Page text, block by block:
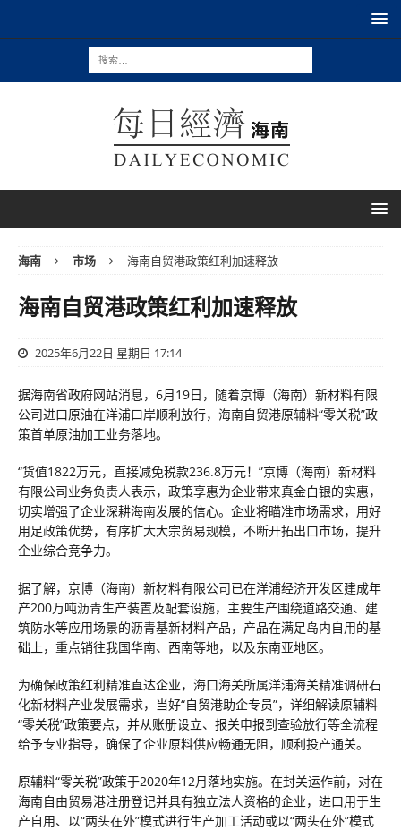
海南 市场 海南自贸港政策红利加速释放
海南自贸港政策红利加速释放
2025年6月22日 星期日 17:14
据海南省政府网站消息，6月19日，随着京博（海南）新材料有限
公司进口原油在洋浦口岸顺利放行，海南自贸港原辅料“零关税”政
策首单原油加工业务落地。
“货值1822万元，直接减免税款236.8万元！”京博（海南）新材料
有限公司业务负责人表示，政策享惠为企业带来真金白银的实惠，
切实增强了企业深耕海南发展的信心。企业将瞄准市场需求，用好
用足政策优势，有序扩大大宗贸易规模，不断开拓出口市场，提升
企业综合竞争力。
据了解，京博（海南）新材料有限公司已在洋浦经济开发区建成年
产200万吨沥青生产装置及配套设施，主要生产围绕道路交通、建
筑防水等应用场景的沥青基新材料产品，产品在满足岛内自用的基
础上，重点销往我国华南、西南等地，以及东南亚地区。
为确保政策红利精准直达企业，海口海关所属洋浦海关精准调研石
化新材料产业发展需求，当好“自贸港助企专员”，详细解读原辅料
“零关税”政策要点，并从账册设立、报关申报到查验放行等全流程
给予专业指导，确保了企业原料供应畅通无阻，顺利投产通关。
原辅料“零关税”政策于2020年12月落地实施。在封关运作前，对在
海南自由贸易港注册登记并具有独立法人资格的企业，进口用于生
产自用、以“两头在外”模式进行生产加工活动或以“两头在外”模式